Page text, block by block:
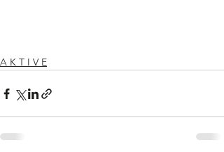
A K T I V E